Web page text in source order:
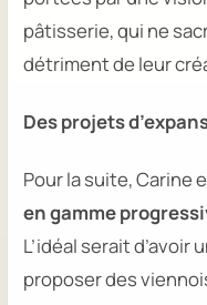
pâtisserie, qui ne
détriment de leur
Des projets
Pour la suite, Carine
en gamme
L’idéal serait d’avoir
proposer des